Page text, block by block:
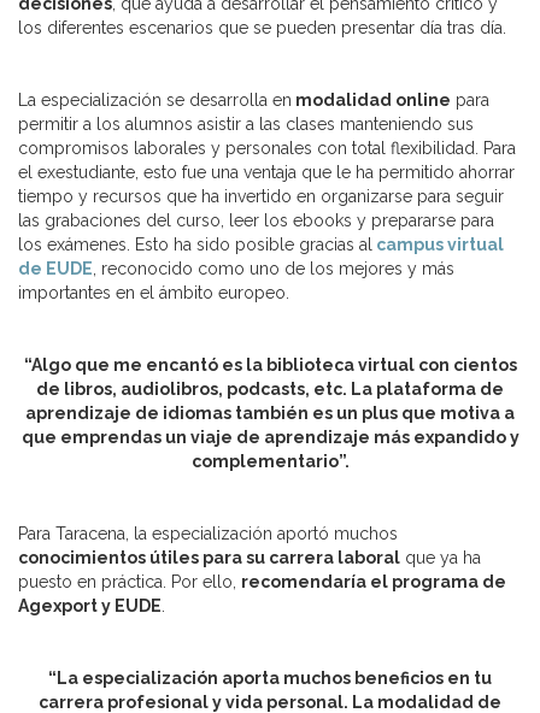
los diferentes escenarios que se pueden presentar día tras día.
La especialización se desarrolla en modalidad online para
permitir a los alumnos asistir a las clases manteniendo sus
compromisos laborales y personales con total flexibilidad. Para
el exestudiante, esto fue una ventaja que le ha permitido ahorrar
tiempo y recursos que ha invertido en organizarse para seguir
las grabaciones del curso, leer los ebooks y prepararse para
los exámenes. Esto ha sido posible gracias al campus virtual
de EUDE , reconocido como uno de los mejores y más
importantes en el ámbito europeo.
“Algo que me encantó es la biblioteca virtual con cientos
de libros, audiolibros, podcasts, etc. La plataforma de
aprendizaje de idiomas también es un plus que motiva a
que emprendas un viaje de aprendizaje más expandido y
complementario”.
Para Taracena, la especialización aportó muchos
conocimientos útiles para su carrera laboral que ya ha
puesto en práctica. Por ello, recomendaría el programa de
Agexport y EUDE
“La especialización aporta muchos beneficios en tu
carrera profesional y vida personal. La modalidad de